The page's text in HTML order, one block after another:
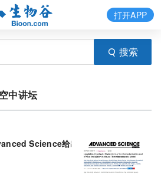
搜索
打开APP
空中讲坛
Science给出新答案：冻干合成